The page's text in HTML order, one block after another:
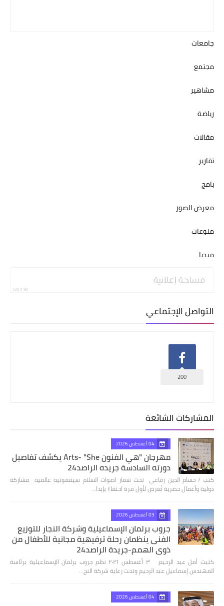
جامعات
مجتمع
مشاهير
رياضة
مقالات
تقارير
بامج
معرض الصور
منوعات
ميديا
التواصل الإجتماعي
200
المشاركات الشائعة
04 أغسطس 2026
مهرجان "هي الفنون Arts- "She يكشف تفاصيل
دورته السادسة جريده الراصد24
كتب / حسام الدين رفاعي تحت شعار اصوات السلام سيمفونيه عالميه مشاركة
دولية وأعمال حصرية تُعرض لأول مرة احتفاءً بإبدا…
03 أغسطس 2026
جروب برلمان الإسماعيلية وشركة النجار للتوزيع
الفنى ينظمان رحلة ترفيهية مجانية للأطفال من
ذوي الهمم-جريدة الراصد24
كتبت أمل عبد الرحيم ٣ أغسطس ٢٠٢٦ نظم جروب برلمان الإسماعيلية برئاسة
المهندس إسماعيل عبد الرحيم وتحت رعاية شركة النج…
04 أغسطس 2026